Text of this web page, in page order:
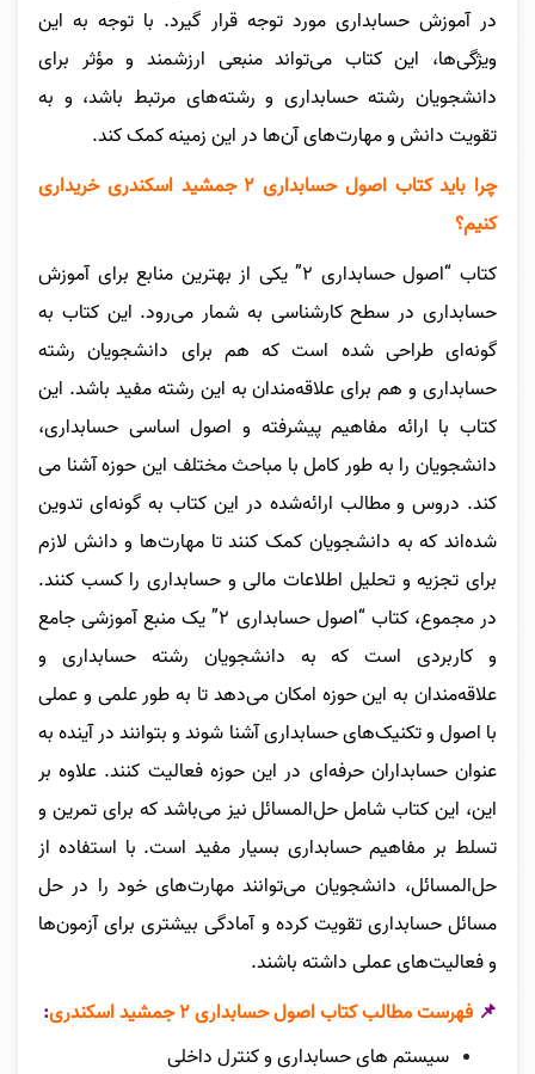
در آموزش حسابداری مورد توجه قرار گیرد. با توجه به این
ویژگی‌ها، این کتاب می‌تواند منبعی ارزشمند و مؤثر برای
دانشجویان رشته حسابداری و رشته‌های مرتبط باشد، و به
تقویت دانش و مهارت‌های آن‌ها در این زمینه کمک کند.
چرا باید کتاب اصول حسابداری ۲ جمشید اسکندری خریداری
کنیم؟
کتاب “اصول حسابداری ۲” یکی از بهترین منابع برای آموزش
حسابداری در سطح کارشناسی به شمار می‌رود. این کتاب به
گونه‌ای طراحی شده است که هم برای دانشجویان رشته
حسابداری و هم برای علاقه‌مندان به این رشته مفید باشد. این
کتاب با ارائه مفاهیم پیشرفته و اصول اساسی حسابداری،
دانشجویان را به طور کامل با مباحث مختلف این حوزه آشنا می
کند. دروس و مطالب ارائه‌شده در این کتاب به گونه‌ای تدوین
شده‌اند که به دانشجویان کمک کنند تا مهارت‌ها و دانش لازم
برای تجزیه و تحلیل اطلاعات مالی و حسابداری را کسب کنند.
در مجموع، کتاب “اصول حسابداری ۲” یک منبع آموزشی جامع
و کاربردی است که به دانشجویان رشته حسابداری و
علاقه‌مندان به این حوزه امکان می‌دهد تا به طور علمی و عملی
با اصول و تکنیک‌های حسابداری آشنا شوند و بتوانند در آینده به
عنوان حسابداران حرفه‌ای در این حوزه فعالیت کنند. علاوه بر
این، این کتاب شامل حل‌المسائل نیز می‌باشد که برای تمرین و
تسلط بر مفاهیم حسابداری بسیار مفید است. با استفاده از
حل‌المسائل، دانشجویان می‌توانند مهارت‌های خود را در حل
مسائل حسابداری تقویت کرده و آمادگی بیشتری برای آزمون‌ها
و فعالیت‌های عملی داشته باشند.
📌 فهرست مطالب کتاب اصول حسابداری ۲ جمشید اسکندری
:
سیستم های حسابداری و کنترل داخلی